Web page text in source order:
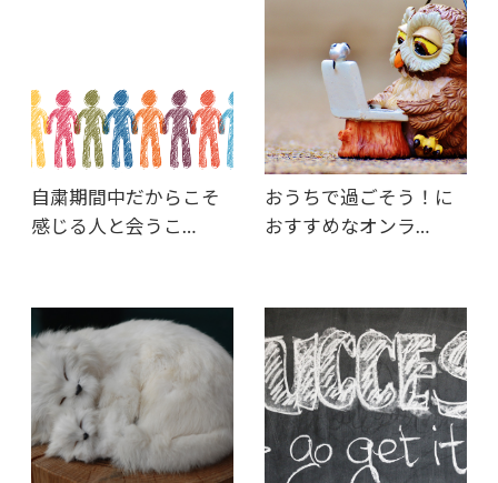
自粛期間中だからこそ
感じる人と会うこ…
おうちで過ごそう！に
おすすめなオンラ…